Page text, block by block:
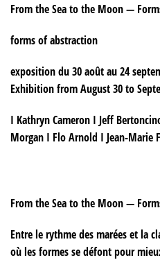
Fromthe Sea to the Moon —
forms of abstraction
exposition du 30 août au 24
Exhibition from August 30 to
I Kathryn Cameron I Jeff
Morgan I Flo Arnold I Jean-Marie
Fromthe Sea to the Moon —
Entre le rythme des marées et la
où les formes se défont pour